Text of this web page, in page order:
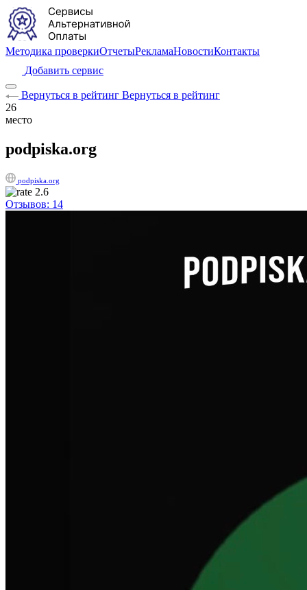
Методика проверкиОтчетыРекламаНовостиКонтакты
Добавить сервис
Вернуться в рейтинг Вернуться в рейтинг
26
место
podpiska.org
podpiska.org
2.6
Отзывов: 14